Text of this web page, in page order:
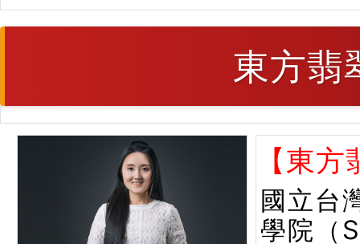
東方翡
【東
國立台
學院（